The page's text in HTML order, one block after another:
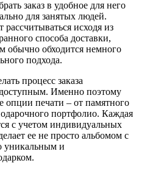
заказ в удобное для него
для занятых людей.
рассчитываться исходя из
способа доставки,
обычно обходится немного
подхода.
процесс заказа
Именно поэтому
опции печати – от памятного
портфолио. Каждая
с учетом индивидуальных
ее не просто альбомом с
уникальным и